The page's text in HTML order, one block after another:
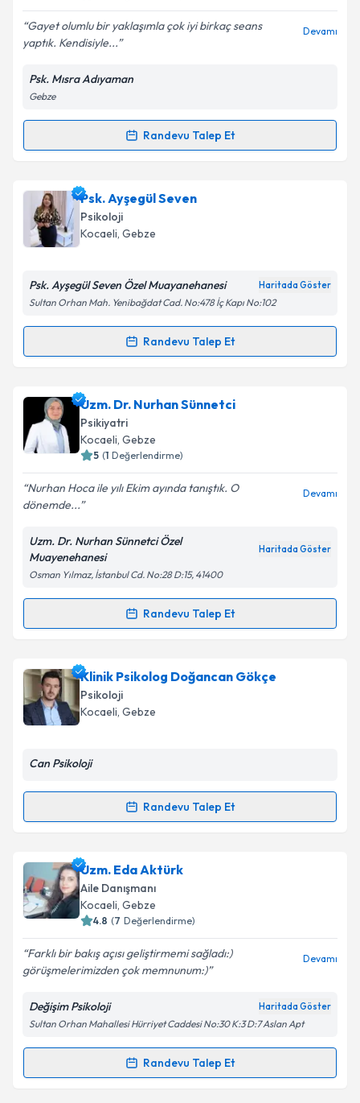
E-posta Adresiniz
Metni'ni okudum ve kişisel verilerimin belirtilen
kapsamda işlenmesini kabul ediyorum.
Gayet olumlu bir yaklaşımla çok iyi birkaç seans
yaptık. Kendisiyle...
Devamı
Psk. Mısra Adıyaman
Gebze
Randevu Talep Et
Randevu Takvimi Talebi
Klinik Psikolog Mısra Adıyaman
takvimi talebi oluşturun. Size bu uzmandan randevu
almanız için bir takvim hazırlandığında e-posta ile
bilgilendireceğiz.
E-posta Adresiniz
Kişisel verilerimin işlenmesine ilişkinAydınlatma
kapsamda işlenmesini kabul ediyorum.
Takvim Talebini Gönder
Psk. Ayşegül Seven
Psikoloji
Kocaeli, Gebze
Psk. Ayşegül Seven Özel Muayanehanesi Haritada Göster
Sultan Orhan Mah. Yenibağdat Cad. No:478 İç Kapı No:102
Randevu Talep Et
Randevu Takvimi Talebi
Psk. Ayşegül Seveniçin randevu takvimi talebi
oluşturun. Size bu uzmandan randevu almanız için bir
takvim hazırlandığında e-posta ile bilgilendireceğiz.
Kişisel verilerimin işlenmesine ilişkin
Aydınlatma
Metni'ni okudum ve kişisel verilerimin belirtilen
kapsamda işlenmesini kabul ediyorum.
Takvim Talebini Gönder
Uzm. Dr. Nurhan Sünnetci
Psikiyatri
Kocaeli, Gebze
5 (1 Değerlendirme)
Nurhan Hoca ile yılı Ekim ayında tanıştık. O
dönemde...
Devamı
Uzm. Dr. Nurhan Sünnetci Özel
Muayenehanesi
Haritada Göster
Osman Yılmaz, İstanbul Cd. No:28 D:15, 41400
Randevu Talep Et
Randevu Takvimi Talebi
Uzm. Dr. Nurhan Sünnetciiçin randevu takvimi
talebi oluşturun. Size bu uzmandan randevu almanız
için bir takvim hazırlandığında e-posta ile
bilgilendireceğiz.
kapsamda işlenmesini kabul ediyorum.
Takvim Talebini Gönder
Klinik Psikolog Doğancan Gökçe
Psikoloji
Kocaeli, Gebze
Can Psikoloji
Randevu Talep Et
Randevu Takvimi Talebi
Klinik Psikolog Doğancan Gökçe
takvimi talebi oluşturun. Size bu uzmandan randevu
almanız için bir takvim hazırlandığında e-posta ile
bilgilendireceğiz.
E-posta Adresiniz
Kişisel verilerimin işlenmesine ilişkinAydınlatma
Metni'ni okudum ve kişisel verilerimin belirtilen
kapsamda işlenmesini kabul ediyorum.
Uzm. Eda Aktürk
Aile Danışmanı
Kocaeli, Gebze
4.8 (7 Değerlendirme)
Farklı bir bakış açısı geliştirmemi sağladı:)
görüşmelerimizden çok memnunum:)
Devamı
Değişim Psikoloji Haritada Göster
Sultan Orhan Mahallesi Hürriyet Caddesi No:30 K:3 D:7 Aslan Apt
Randevu Talep Et
Randevu Takvimi Talebi